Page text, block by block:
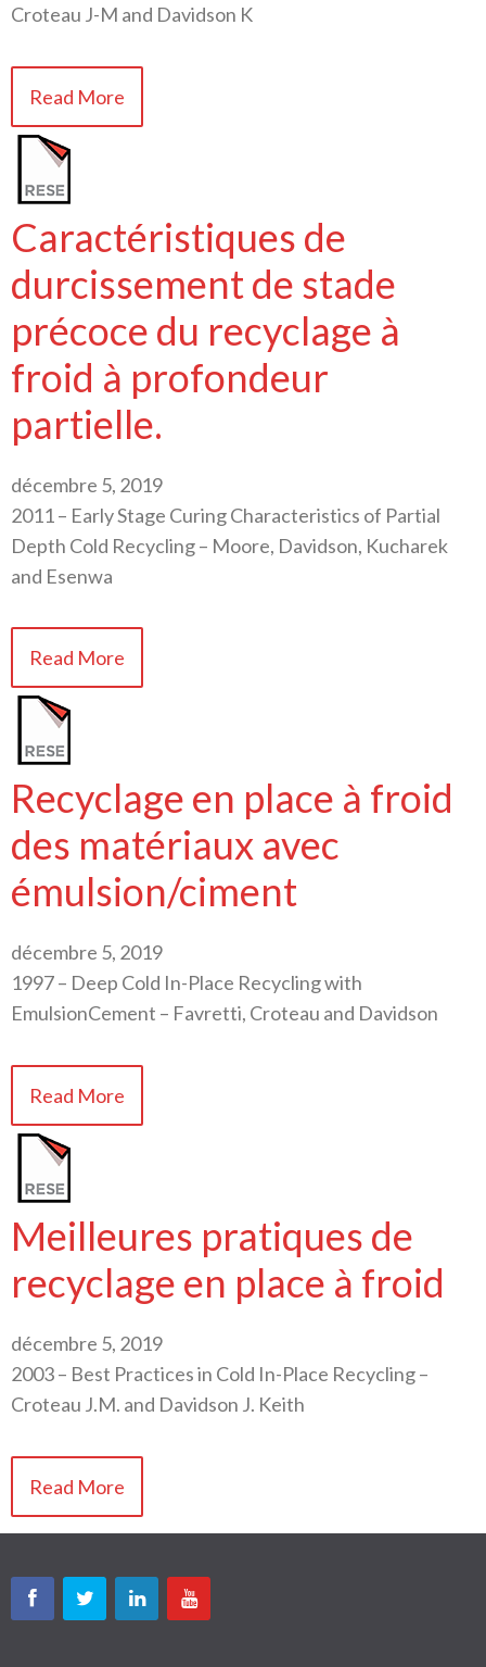
Croteau J-M and Davidson K
Read More
Caractéristiques de
durcissement de stade
précoce du recyclage à
froid à profondeur
partielle.
décembre 5, 2019
2011 – Early Stage Curing Characteristics of Partial
Depth Cold Recycling – Moore, Davidson, Kucharek
and Esenwa
Read More
Recyclage en place à froid
des matériaux avec
émulsion/ciment
décembre 5, 2019
1997 – Deep Cold In-Place Recycling with
EmulsionCement – Favretti, Croteau and Davidson
Read More
Meilleures pratiques de
recyclage en place à froid
décembre 5, 2019
2003 – Best Practices in Cold In-Place Recycling –
Croteau J.M. and Davidson J. Keith
Read More